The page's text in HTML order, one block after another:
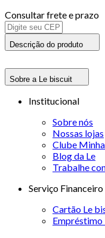
Consultar frete e prazo
Descrição do produto
Sobre a Le biscuit
Institucional
Sobre nós
Nossas lojas
Clube
Blog da Le
Trabalhe
Serviço Financeiro
Cartão Le